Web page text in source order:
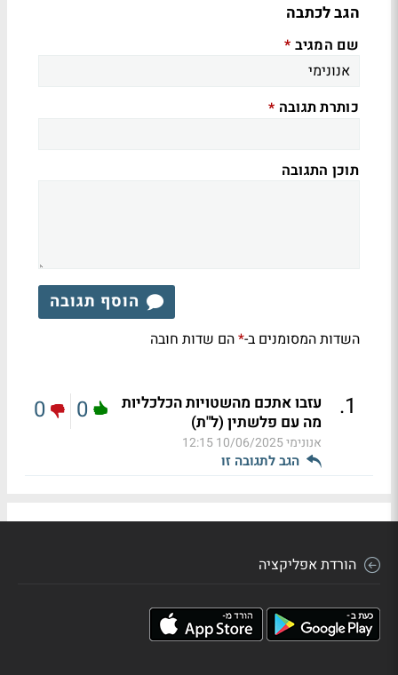
הגב לכתבה
שם המגיב *
כותרת תגובה *
תוכן התגובה
הוסף תגובה
השדות המסומנים ב-*הם שדות חובה
1
.
עזבו אתכם מהשטויות הכלכליות
מה עם פלשתין (ל"ת)
אנונימי10/06/2025 12:15
הגב לתגובה זו
0
0
הורדת אפליקציה